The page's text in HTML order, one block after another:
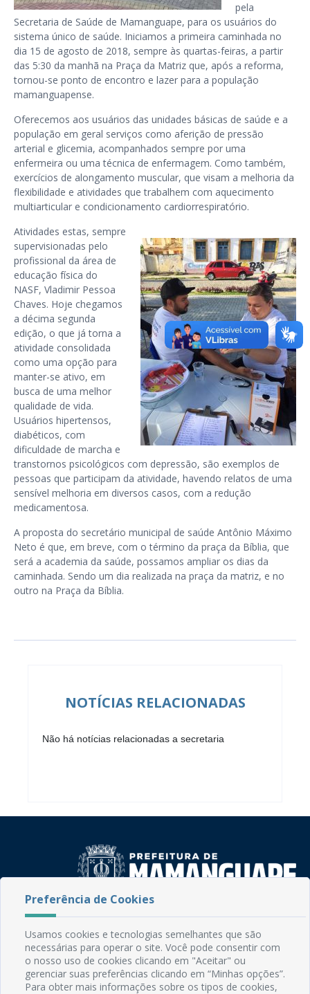
pela
Secretaria de Saúde de Mamanguape, para os usuários do
sistema único de saúde. Iniciamos a primeira caminhada no
dia 15 de agosto de 2018, sempre às quartas-feiras, a partir
das 5:30 da manhã na Praça da Matriz que, após a reforma,
tornou-se ponto de encontro e lazer para a população
mamanguapense.
Oferecemos aos usuários das unidades básicas de saúde e a
população em geral serviços como aferição de pressão
arterial e glicemia, acompanhados sempre por uma
enfermeira ou uma técnica de enfermagem. Como também,
exercícios de alongamento muscular, que visam a melhoria da
flexibilidade e atividades que trabalhem com aquecimento
multiarticular e condicionamento cardiorrespiratório.
Atividades estas, sempre
supervisionadas pelo
profissional da área de
educação física do
NASF, Vladimir Pessoa
Chaves. Hoje chegamos
a décima segunda
edição, o que já torna a
atividade consolidada
como uma opção para
manter-se ativo, em
busca de uma melhor
qualidade de vida.
Usuários hipertensos,
diabéticos, com
dificuldade de marcha e
transtornos psicológicos com depressão, são exemplos de
pessoas que participam da atividade, havendo relatos de uma
sensível melhoria em diversos casos, com a redução
medicamentosa.
A proposta do secretário municipal de saúde Antônio Máximo
Neto é que, em breve, com o término da praça da Bíblia, que
será a academia da saúde, possamos ampliar os dias da
caminhada. Sendo um dia realizada na praça da matriz, e no
outro na Praça da Bíblia.
NOTÍCIAS RELACIONADAS
Não há notícias relacionadas a secretaria
Rua do Imperador, 78, Centro
CEP: 58.280-000 - Mamanguape/PB
Fone: (83) 3292-2246
Email: comunicacao@mamanguape.pb.gov.br
Expediente: Segunda à Sexta, das 08h às 13h
Preferência de Cookies
Usamos cookies e tecnologias semelhantes que são
necessárias para operar o site. Você pode consentir com
o nosso uso de cookies clicando em "Aceitar" ou
gerenciar suas preferências clicando em “Minhas opções”.
Para obter mais informações sobre os tipos de cookies,